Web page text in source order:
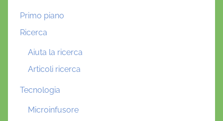
Primo piano
Ricerca
Aiuta la ricerca
Articoli ricerca
Tecnologia
Microinfusore